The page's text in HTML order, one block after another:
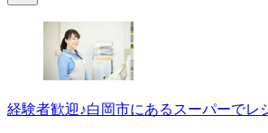
経験者歓迎♪白岡市にあるスーパーでレ